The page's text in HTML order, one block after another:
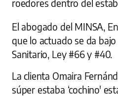
roedores dentro del
El abogado del MINSA,
que lo actuado se da
Sanitario, Ley #66 y #40.
La clienta Omaira
súper estaba ‘cochino'